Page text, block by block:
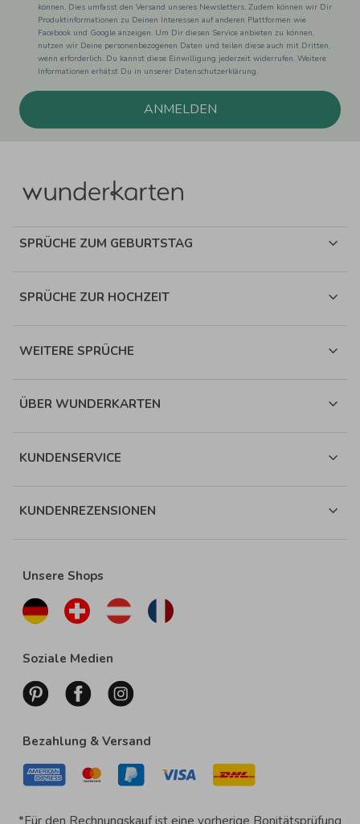
können. Dies umfasst den Versand unseres Newsletters. Zudem können wir Dir
Produktinformationen zu Deinen Interessen auf anderen Plattformen wie
Facebook und Google anzeigen. Um Dir diesen Service anbieten zu können,
nutzen wir Deine personenbezogenen Daten und teilen diese auch mit Dritten,
wenn erforderlich. Du kannst diese Einwilligung jederzeit widerrufen. Weitere
Informationen erhätst Du in unserer Datenschutzerklärung.
ANMELDEN
SPRÜCHE ZUM GEBURTSTAG
SPRÜCHE ZUR HOCHZEIT
WEITERE SPRÜCHE
ÜBER WUNDERKARTEN
KUNDENSERVICE
KUNDENREZENSIONEN
Unsere Shops
Soziale Medien
Bezahlung & Versand